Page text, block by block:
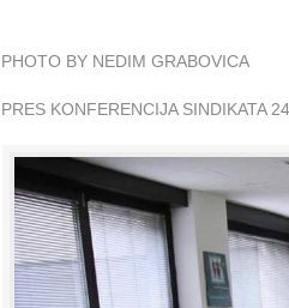
PHOTO BY NEDIM GRABOVICA
PRES KONFERENCIJA SINDIKATA